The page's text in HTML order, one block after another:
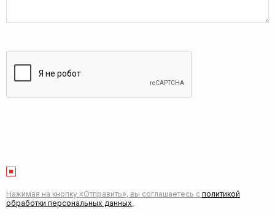
Нажимая на кнопку «Отправить», вы соглашаетесь с политикой
обработки персональных данных.